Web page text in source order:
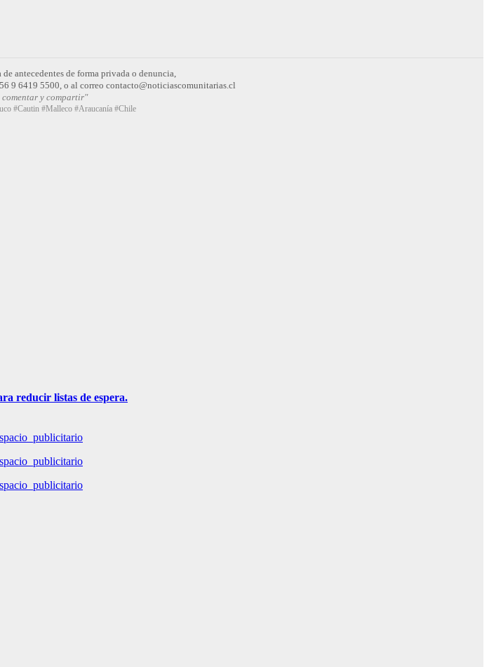
antecedentes de forma privada o denuncia,
9 6419 5500, o al correo contacto@noticiascomunitarias.cl
comentar y compartir"
#Cautin #Malleco #Araucanía #Chile
reducir listas de espera.